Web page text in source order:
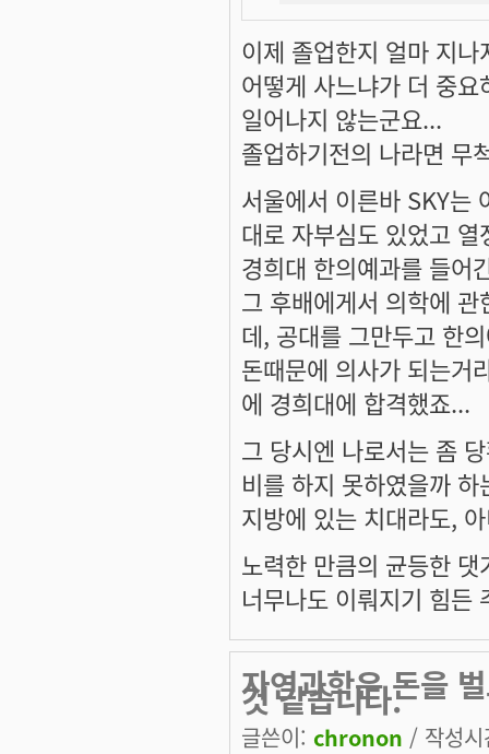
이제 졸업한지 얼마 지
어떻게 사느냐가 더 중
일어나지 않는군요...
졸업하기전의 나라면 무
서울에서 이른바 SKY는
대로 자부심도 있었고
경희대 한의예과를 들어
그 후배에게서 의학에
데, 공대를 그만두고 한
돈때문에 의사가 되는거
에 경희대에 합격했죠...
그 당시엔 나로서는 좀
비를 하지 못하였을까
지방에 있는 치대라도,
노력한 만큼의 균등한
너무나도 이뤄지기 힘든
자연과학은 돈을
것 같습니다.
글쓴이: chronon / 작성